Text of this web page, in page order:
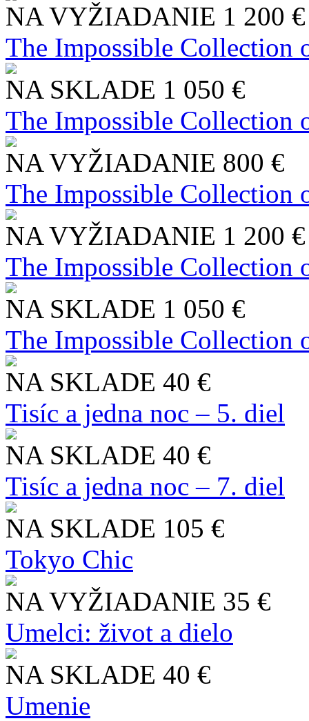
NA VYŽIADANIE 1 200 €
The Impossible Collection
NA SKLADE 1 050 €
The Impossible Collection
NA VYŽIADANIE 800 €
The Impossible Collection
NA VYŽIADANIE 1 200 €
The Impossible Collection
NA SKLADE 1 050 €
The Impossible Collection
NA SKLADE 40 €
Tisíc a jedna noc – 5. diel
NA SKLADE 40 €
Tisíc a jedna noc – 7. diel
NA SKLADE 105 €
Tokyo Chic
NA VYŽIADANIE 35 €
Umelci: život a dielo
NA SKLADE 40 €
Umenie